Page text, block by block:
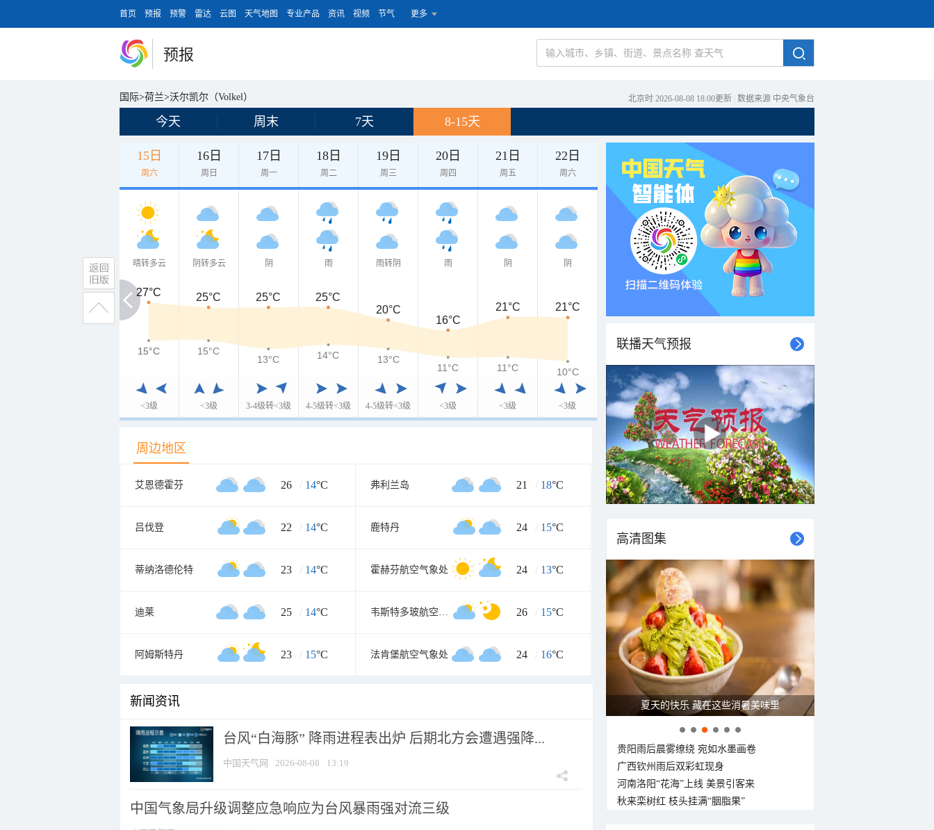
首页 预报 预警 雷达 云图 天气地图 专业产品 资讯 视频 节气 更多
预报
国际>荷兰>沃尔凯尔（Volkel） 北京时 2026-08-08 18:00更新 数据来源 中央气象台
今天 周末 7天 8-15天
15日
周六
16日
周日
17日
周一
18日
周二
19日
周三
20日
周四
21日
周五
22日
周六
晴转多云
<3级
阴转多云
<3级
阴
3-4级转<3级
雨
4-5级转<3级
雨转阴
4-5级转<3级
雨
<3级
阴
<3级
阴
<3级
27°C
27°C 25°C 25°C
25°C
20°C
16°C
21°C 21°C
15°C
15°C 15°C
13°C 14°C 13°C
11°C 11°C 10°C
周边地区
艾恩德霍芬 26 / 14°C 弗利兰岛 21 / 18°C
吕伐登 22 / 14°C 鹿特丹 24 / 15°C
蒂纳洛德伦特 23 / 14°C 霍赫芬航空气象处 24 / 13°C
迪莱 25 / 14°C 韦斯特多玻航空气象处 26 / 15°C
阿姆斯特丹 23 / 15°C 法肯堡航空气象处 24 / 16°C
新闻资讯
台风“白海豚” 降雨进程表出炉 后期北方会遭遇强降...
中国天气网 2026-08-08 13:19
中国气象局升级调整应急响应为台风暴雨强对流三级
联播天气预报
高清图集
夏天的快乐 藏在这些消暑美味里
贵阳雨后晨雾缭绕 宛如水墨画卷
广西钦州雨后双彩虹现身
河南洛阳“花海”上线 美景引客来
秋来栾树红 枝头挂满“胭脂果”